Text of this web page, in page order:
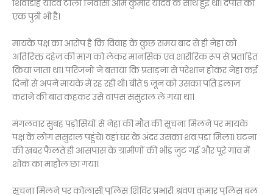
शिवाडीह यादव टोला निवासी ओम कुमार यादव के साथ हुई थी। दंपति की
एक पुत्री भी है।
मायके पक्ष का आरोप है कि विवाह के कुछ समय बाद से ही नेहा को
अतिरिक्त दहेज की मांग को लेकर मानसिक एवं शारीरिक रूप से प्रताड़ित
किया जाता था। परिजनों ने बताया कि प्रताड़ना से परेशान होकर नेहा कई
दिनों से अपने मायके में रह रही थी। बीते 5 जून को उसका पति इलाज
कराने की बात कहकर उसे वापस ससुराल ले गया था।
मंगलवार सुबह पड़ोसियों से नेहा की मौत की सूचना मिलने पर मायके
पक्ष के लोग ससुराल पहुंचे। वहां घर के अंदर उसका शव पड़ा मिला। घटना
की खबर फैलते ही आसपास के ग्रामीणों की भीड़ जुट गई और पूरे गांव में
शोक का माहौल छा गया।
सूचना मिलने पर कोलासी पुलिस शिविर प्रभारी श्रवण कुमार पुलिस बल